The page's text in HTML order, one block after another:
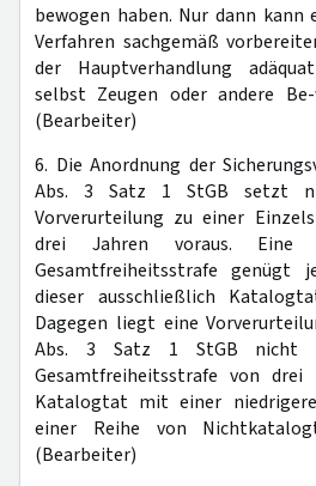
bewogen haben. Nur dann kann
Verfahren sachgemäß
der Hauptverhandlung
selbst Zeugen oder andere
(Bearbeiter)
6. Die Anordnung der
Abs. 3 Satz 1 StGB setzt
Vorverurteilung zu einer
drei Jahren voraus. Eine
Gesamtfreiheitsstrafe genügt
dieser ausschließlich
Dagegen liegt eine
Abs. 3 Satz 1 StGB nicht
Gesamtfreiheitsstrafe von
Katalogtat mit einer
einer Reihe von
(Bearbeiter)